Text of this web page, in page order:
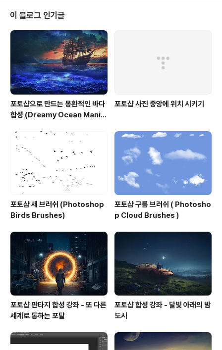
per Download Click (1920 x 1080) STOCK LINK
Desert Road Stock Zip File Sky Road Field Plan
et Skeleton Mountain Old Car ScorpionOld car p
ng Scorpion..
이 블로그 인기글
포토샵으로 만드는 몽환적인 바다
합성 (Dreamy Ocean Manip
포토샵 사진 중앙에 위치 시키기
포토샵 새 브러쉬 (Photoshop
Birds Brushes)
포토샵 구름 브러쉬 ( Photosho
p Cloud Brushes )
포토샵 판타지 합성 강좌 - 또 다른
세계로 통하는 포탈
포토샵 합성 강좌 - 달빛 아래의 밤
도시